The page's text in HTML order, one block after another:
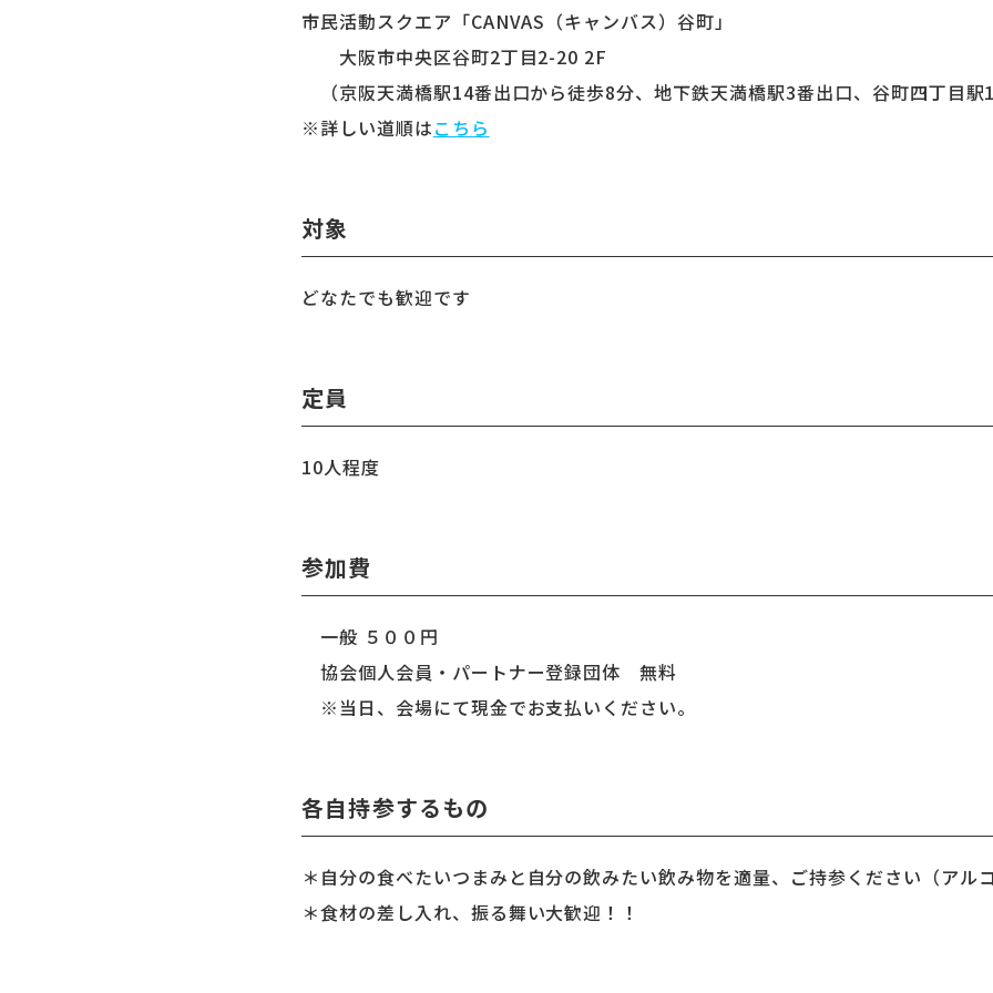
市民活動スクエア「CANVAS（キャンバス）谷町」
大阪市中央区谷町2丁目2-20 2F
（京阪天満橋駅14番出口から徒歩8分、地下鉄天満橋駅3番出口、谷町四丁目駅1
※詳しい道順はこちら
対象
どなたでも歓迎です
定員
10人程度
参加費
一般 ５００円
協会個人会員・パートナー登録団体 無料
※当日、会場にて現金でお支払いください。
各自持参するもの
＊自分の食べたいつまみと自分の飲みたい飲み物を適量、ご持参ください（アルコ
＊食材の差し入れ、振る舞い大歓迎！！